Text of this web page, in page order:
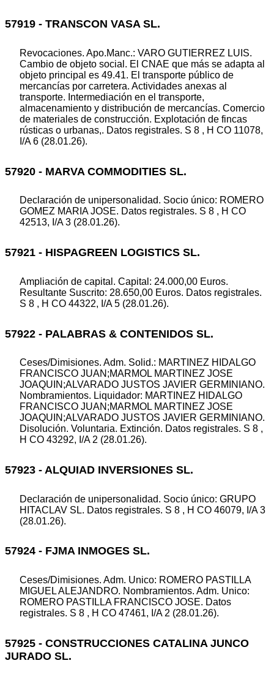
57919 - TRANSCON VASA SL.
Revocaciones. Apo.Manc.: VARO GUTIERREZ LUIS.
Cambio de objeto social. El CNAE que más se adapta al
objeto principal es 49.41. El transporte público de
mercancías por carretera. Actividades anexas al
transporte. Intermediación en el transporte,
almacenamiento y distribución de mercancías. Comercio
de materiales de construcción. Explotación de fincas
rústicas o urbanas,. Datos registrales. S 8 , H CO 11078,
I/A 6 (28.01.26).
57920 - MARVA COMMODITIES SL.
Declaración de unipersonalidad. Socio único: ROMERO
GOMEZ MARIA JOSE. Datos registrales. S 8 , H CO
42513, I/A 3 (28.01.26).
57921 - HISPAGREEN LOGISTICS SL.
Ampliación de capital. Capital: 24.000,00 Euros.
Resultante Suscrito: 28.650,00 Euros. Datos registrales.
S 8 , H CO 44322, I/A 5 (28.01.26).
57922 - PALABRAS & CONTENIDOS SL.
Ceses/Dimisiones. Adm. Solid.: MARTINEZ HIDALGO
FRANCISCO JUAN;MARMOL MARTINEZ JOSE
JOAQUIN;ALVARADO JUSTOS JAVIER GERMINIANO.
Nombramientos. Liquidador: MARTINEZ HIDALGO
FRANCISCO JUAN;MARMOL MARTINEZ JOSE
JOAQUIN;ALVARADO JUSTOS JAVIER GERMINIANO.
Disolución. Voluntaria. Extinción. Datos registrales. S 8 ,
H CO 43292, I/A 2 (28.01.26).
57923 - ALQUIAD INVERSIONES SL.
Declaración de unipersonalidad. Socio único: GRUPO
HITACLAV SL. Datos registrales. S 8 , H CO 46079, I/A 3
(28.01.26).
57924 - FJMA INMOGES SL.
Ceses/Dimisiones. Adm. Unico: ROMERO PASTILLA
MIGUEL ALEJANDRO. Nombramientos. Adm. Unico:
ROMERO PASTILLA FRANCISCO JOSE. Datos
registrales. S 8 , H CO 47461, I/A 2 (28.01.26).
57925 - CONSTRUCCIONES CATALINA JUNCO
JURADO SL.